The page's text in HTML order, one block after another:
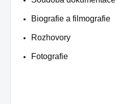
Biografie a filmografie
Rozhovory
Fotografie